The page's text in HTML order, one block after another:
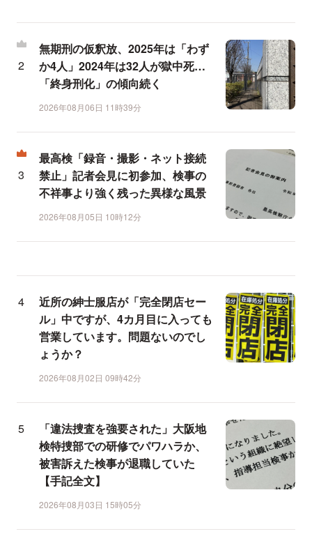
無期刑の仮釈放、2025年は「わず
か4人」2024年は32人が獄中死…
「終身刑化」の傾向続く
2026年08月06日 11時39分
最高検「録音・撮影・ネット接続
禁止」記者会見に初参加、検事の
不祥事より強く残った異様な風景
2026年08月05日 10時12分
近所の紳士服店が「完全閉店セー
ル」中ですが、4カ月目に入っても
営業しています。問題ないのでし
ょうか？
2026年08月02日 09時42分
「違法捜査を強要された」大阪地
検特捜部での研修でパワハラか、
被害訴えた検事が退職していた
【手記全文】
2026年08月03日 15時05分